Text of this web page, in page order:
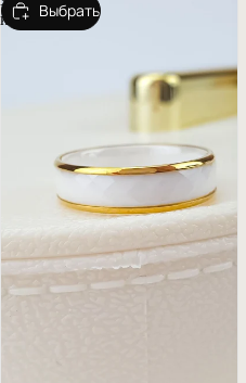
каймойВыбрать